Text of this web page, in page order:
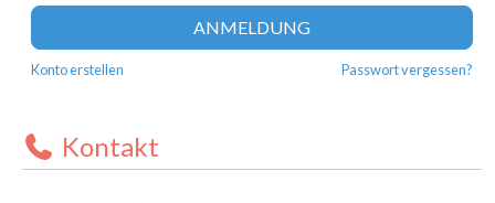
ANMELDUNG
Konto erstellen Passwort vergessen?
Kontakt